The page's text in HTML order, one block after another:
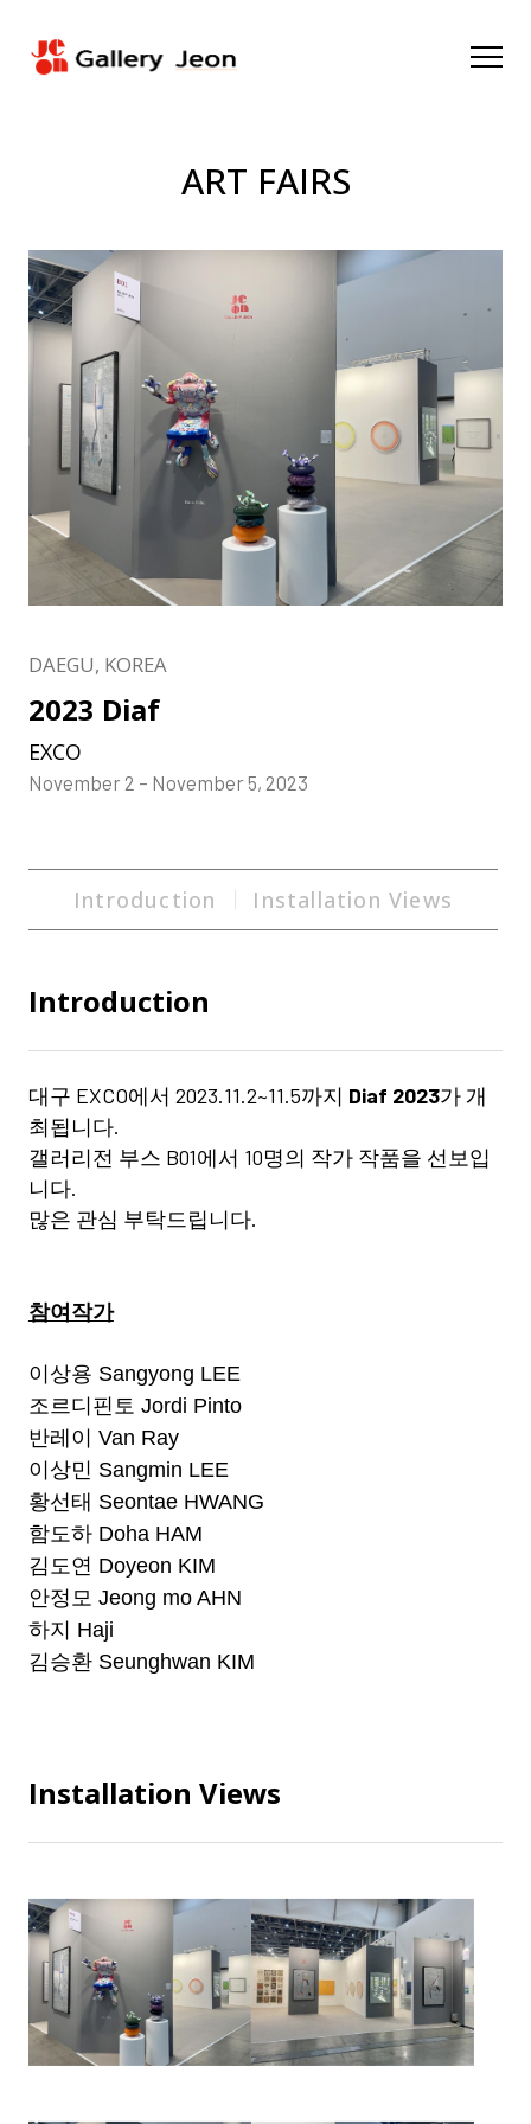
ART FAIRS
DAEGU, KOREA
2023 Diaf
EXCO
November 2 – November 5, 2023
Introduction Installation Views
Introduction
대구 EXCO에서 2023.11.2~11.5까지 Diaf 2023가 개
최됩니다.
갤러리전 부스 B01에서 10명의 작가 작품을 선보입
니다.
많은 관심 부탁드립니다.
참여작가
이상용 Sangyong LEE
조르디핀토 Jordi Pinto
반레이 Van Ray
이상민 Sangmin LEE
황선태 Seontae HWANG
함도하 Doha HAM
김도연 Doyeon KIM
안정모 Jeong mo AHN
하지 Haji
김승환 Seunghwan KIM
Installation Views